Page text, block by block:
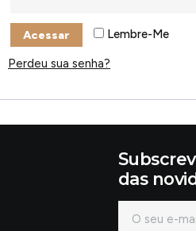
Lembre-Me
Acessar
Perdeu sua senha?
das